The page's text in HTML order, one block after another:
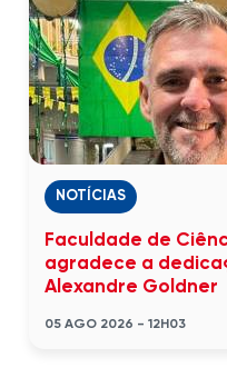
NOTÍCIAS
Faculdade de
agradece a
Alexandre Goldner
05 AGO 2026 - 12H03